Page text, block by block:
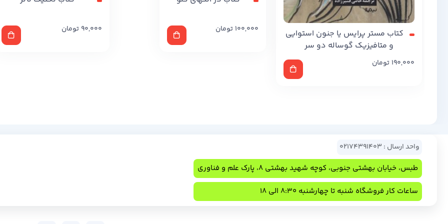
کتاب مستر پرایس یا جنون استوایی
و متافیزیک گوساله دو سر
190,000 تومان
100,000 تومان 90,000 تومان
واحد ارسال : 02174391403
طبس، خیابان بهشتی جنوبی، کوچه شهید بهشتی 8، پارک علم و فناوری
ساعات کار فروشگاه شنبه تا چهارشنبه 8:30 الی 18